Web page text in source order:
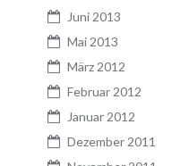
Juni 2013
Mai 2013
März 2012
Februar 2012
Januar 2012
Dezember 2011